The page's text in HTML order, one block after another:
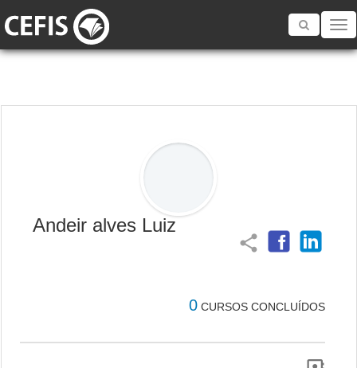
Toggle
Andeir alves Luiz
share
0 CURSOS CONCLUÍDOS